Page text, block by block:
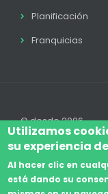
Planificación
Franquicias
© desde 2006
Aviso
Utilizamos
su experiencia
Al hacer clic en
está dando su